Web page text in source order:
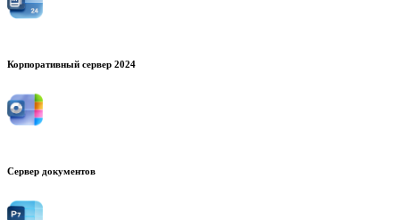
Корпоративный сервер 2024
Сервер документов